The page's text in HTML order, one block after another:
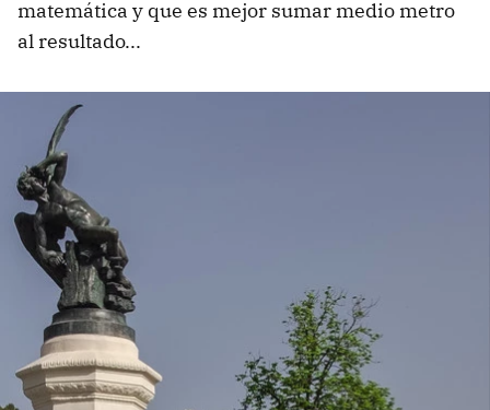
matemática y que es mejor sumar medio metro
al resultado...